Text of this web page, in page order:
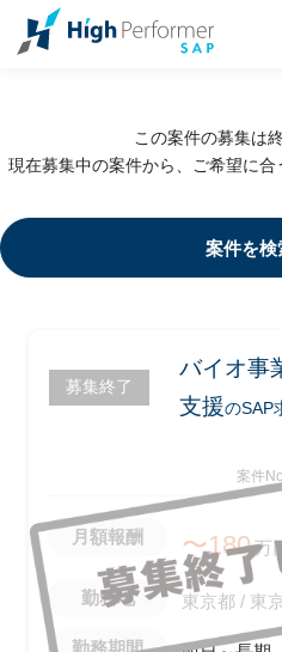
この案件の募集は
現在募集中の案件から、ご希望に合
案件を検
募集終了
バイオ事
支援のSAP
案件
月額報酬 〜180万
勤務地 東京都 / 東
勤務期間